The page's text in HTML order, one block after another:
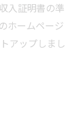
入証明書の準
ホームページ
アップしまし